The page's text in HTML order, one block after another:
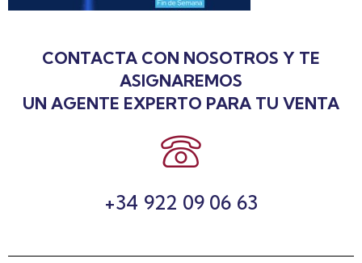
CONTACTA CON NOSOTROS Y TE
ASIGNAREMOS
UN AGENTE EXPERTO PARA TU VENTA
+34 922 09 06 63